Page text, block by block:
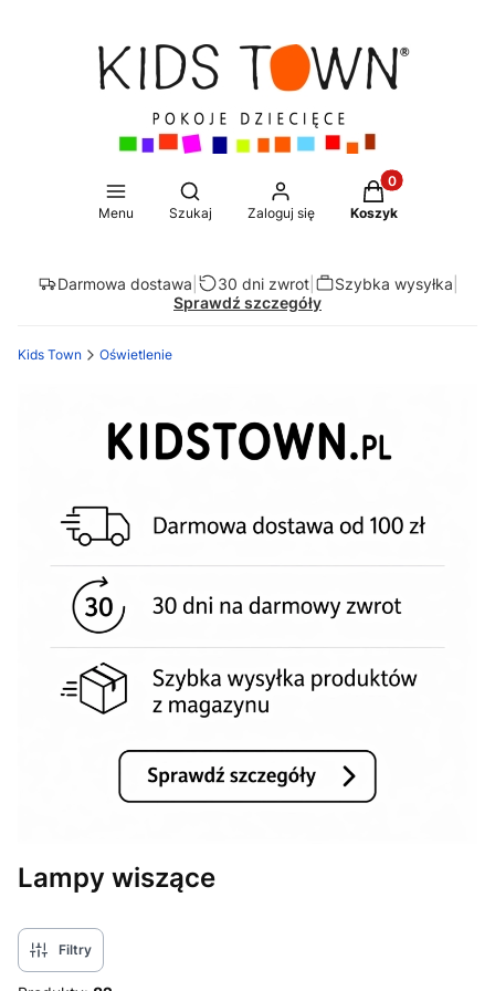
Menu
Otwórz wyszukiwarkę
Szukaj Zaloguj się
Produkty w
Koszyk
Darmowa dostawa 30 dni zwrot| Szybka wysyłka
Sprawdź szczegóły
Kids Town Oświetlenie
Lampy wiszące
Filtry